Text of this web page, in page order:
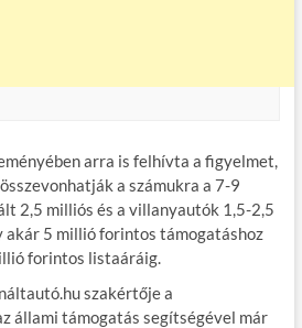
arra is felhívta a figyelmet,
a számukra a 7-9
2,5 milliós és a villanyautók 1,5-2,5
akár 5 millió forintos támogatáshoz
forintos listaáráig.
szakértője a
állami támogatás segítségével már